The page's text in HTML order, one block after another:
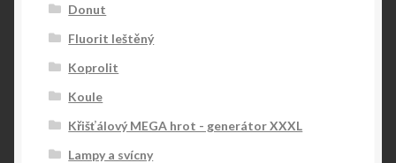
Donut
Fluorit leštěný
Koprolit
Koule
Křišťálový MEGA hrot - generátor XXXL
Lampy a svícny